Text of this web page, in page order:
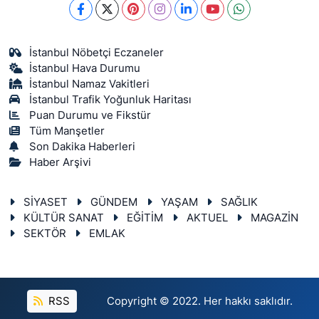
İstanbul Nöbetçi Eczaneler
İstanbul Hava Durumu
İstanbul Namaz Vakitleri
İstanbul Trafik Yoğunluk Haritası
Puan Durumu ve Fikstür
Tüm Manşetler
Son Dakika Haberleri
Haber Arşivi
SİYASET GÜNDEM YAŞAM
SAĞLIK
KÜLTÜR SANAT
EĞİTİM AKTUEL
MAGAZİN
SEKTÖR
EMLAK
RSS Copyright © 2022. Her hakkı saklıdır.